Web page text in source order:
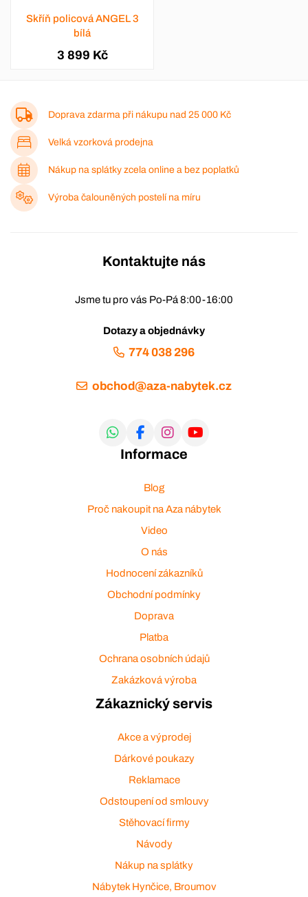
Skříň policová ANGEL 3
bílá
3 899 Kč
Doprava zdarma při nákupu nad 25 000 Kč
Velká vzorková prodejna
Nákup na splátky zcela online a bez poplatků
Výroba čalouněných postelí na míru
Kontaktujte nás
Jsme tu pro vás Po-Pá 8:00-16:00
Dotazy a objednávky
774 038 296
obchod@aza-nabytek.cz
Informace
Blog
Proč nakoupit na Aza nábytek
Video
O nás
Hodnocení zákazníků
Obchodní podmínky
Doprava
Platba
Ochrana osobních údajů
Zakázková výroba
Zákaznický servis
Akce a výprodej
Dárkové poukazy
Reklamace
Odstoupení od smlouvy
Stěhovací firmy
Návody
Nákup na splátky
Nábytek Hynčice, Broumov